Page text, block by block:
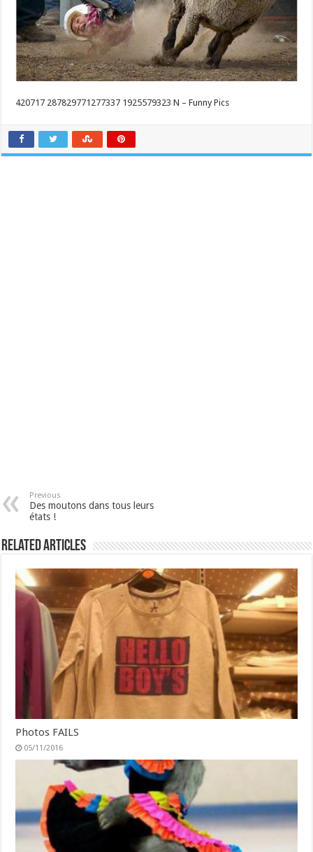
420717 287829771277337 1925579323 N – Funny Pics
Previous
Des moutons dans tous leurs
états !
Related Articles
Photos FAILS
05/11/2016